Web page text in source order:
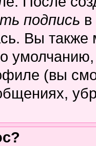
подпись
Вы также
(вы